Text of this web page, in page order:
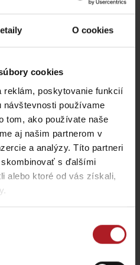
O cookies
cookies
reklám, poskytovanie funkcií
používame
tom, ako používate naše
aj našim partnerom v
a analýzy. Títo partneri
s ďalšími
alebo ktoré od vás získali,
Stará koliba u Dobrého
pastiera
Ružomberok